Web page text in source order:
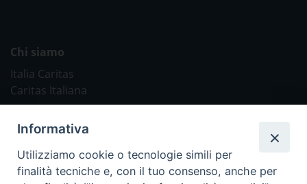
Chi siamo
Italia Caritas
Caritas Italiana
Chiesa Cattolica
Caritas Internationalis
Informativa
Utilizziamo cookie o tecnologie simili per
finalità tecniche e, con il tuo consenso, anche per